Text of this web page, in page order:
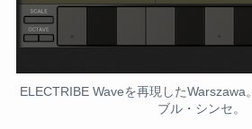
ELECTRIBE Waveを再現したWarszawa
ブル・シンセ。